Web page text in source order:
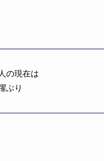
の現在は
ぶり